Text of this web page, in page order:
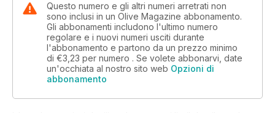
Questo numero e gli altri numeri arretrati non
sono inclusi in un Olive Magazine abbonamento.
Gli abbonamenti includono l'ultimo numero
regolare e i nuovi numeri usciti durante
l'abbonamento e partono da un prezzo minimo
di €3,23 per numero . Se volete abbonarvi, date
un'occhiata al nostro sito web Opzioni di
abbonamento